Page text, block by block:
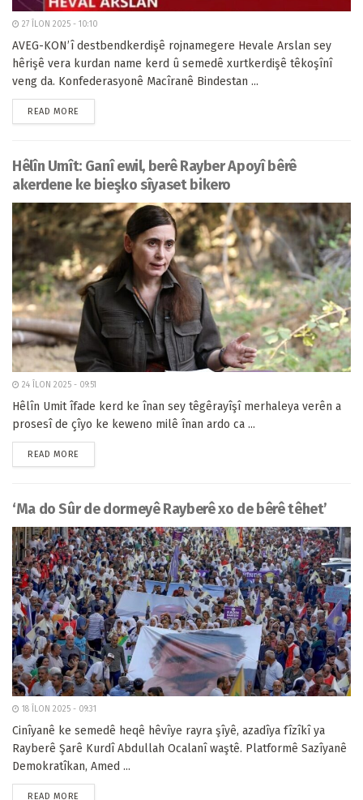
27 ÎLON 2025 - 10:10
AVEG-KON’î destbendkerdişê rojnamegere Hevale Arslan sey
hêrişê vera kurdan name kerd û semedê xurtkerdişê têkoşînî
veng da. Konfederasyonê Macîranê Bindestan ...
READ MORE
Hêlîn Umît: Ganî ewil, berê Rayber Apoyî bêrê
akerdene ke bieşko sîyaset bikero
24 ÎLON 2025 - 09:51
Hêlîn Umit îfade kerd ke înan sey têgêrayîşî merhaleya verên a
prosesî de çîyo ke keweno milê înan ardo ca ...
READ MORE
‘Ma do Sûr de dormeyê Rayberê xo de bêrê têhet’
18 ÎLON 2025 - 09:31
Cinîyanê ke semedê heqê hêvîye rayra şîyê, azadîya fîzîkî ya
Rayberê Şarê Kurdî Abdullah Ocalanî waştê. Platformê Sazîyanê
Demokratîkan, Amed ...
READ MORE